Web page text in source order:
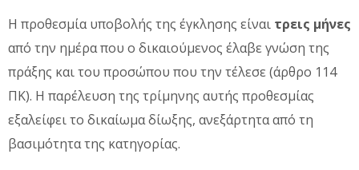
Η προθεσμία υποβολής της έγκλησης είναι τρεις μήνες
από την ημέρα που ο δικαιούμενος έλαβε γνώση της
πράξης και του προσώπου που την τέλεσε (άρθρο 114
ΠΚ). Η παρέλευση της τρίμηνης αυτής προθεσμίας
εξαλείφει το δικαίωμα δίωξης, ανεξάρτητα από τη
βασιμότητα της κατηγορίας.